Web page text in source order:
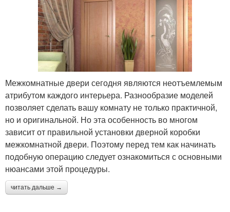
Двери в доме Двери без порога
Двери с порогом Входная дверь
Двери в ванную и Старая дверь
Межкомнатные двери сегодня являются неотъемлемым
атрибутом каждого интерьера. Разнообразие моделей
позволяет сделать вашу комнату не только практичной,
но и оригинальной. Но эта особенность во многом
зависит от правильной установки дверной коробки
межкомнатной двери. Поэтому перед тем как начинать
подобную операцию следует ознакомиться с основными
нюансами этой процедуры.
читать дальше →